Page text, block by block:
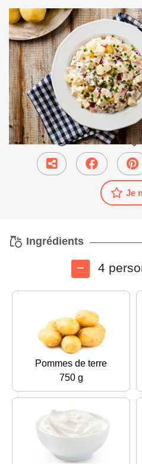
35 min ●
Je
Ingrédients
4
Pommes de terre
750 g